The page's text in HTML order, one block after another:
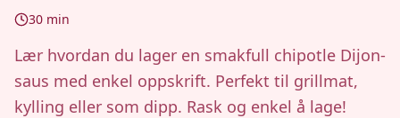
30 min
Lær hvordan du lager en smakfull chipotle Dijon-
saus med enkel oppskrift. Perfekt til grillmat,
kylling eller som dipp. Rask og enkel å lage!